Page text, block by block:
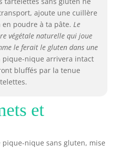
ajoute une cuillère
poudre à ta pâte. Le
végétale naturelle qui joue
le ferait le gluten dans une
pique-nique arrivera intact
bluffés par la tenue
et
pique-nique sans gluten, mise